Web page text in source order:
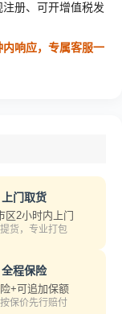
册、可开增值税发
响应，专属客服一
上门取货
区2小时内上门
货，专业打包
全程保险
+可追加保额
保价先行赔付